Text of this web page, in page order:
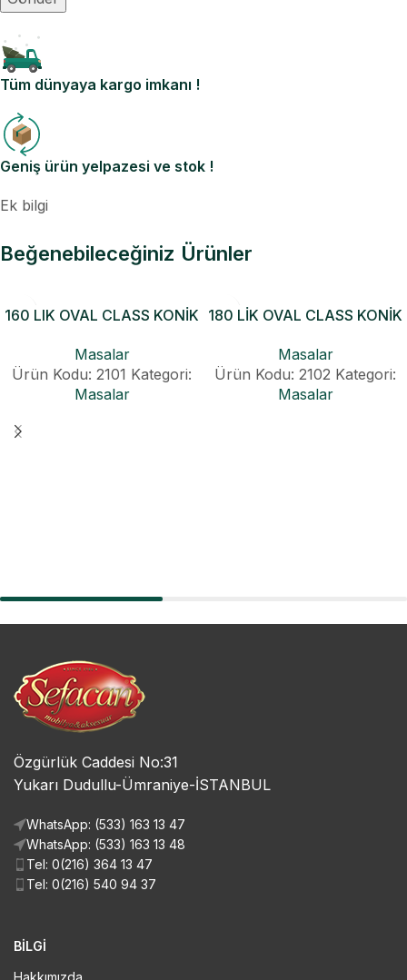
Tüm dünyaya kargo imkanı !
Geniş ürün yelpazesi ve stok !
Ek bilgi
Beğenebileceğiniz Ürünler
160 LIK OVAL CLASS KONİK
Masalar
Ürün Kodu: 2101 Kategori:
Masalar
180 LİK OVAL CLASS KONİK
Masalar
Ürün Kodu: 2102 Kategori:
Masalar
Özgürlük Caddesi No:31
Yukarı Dudullu-Ümraniye-İSTANBUL
WhatsApp: (533) 163 13 47
WhatsApp: (533) 163 13 48
Tel: 0(216) 364 13 47
Tel: 0(216) 540 94 37
BİLGİ
Hakkımızda